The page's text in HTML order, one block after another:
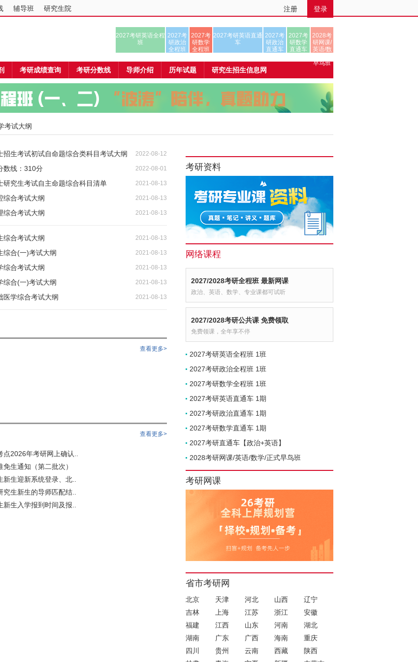
辅导班 研究生院 注册 登录
2027考研英语全程
班
2027考
研政治
全程班
2027考
研数学
全程班
2027考研英语直通
车
2027考
研政治
直通车
2027考
研数学
直通车
2028考
研网课/
英语/数
早鸟班
考研成绩查询 考研分数线 导师介绍 历年试题 研究生招生信息网
考试大纲
生考试初试自命题综合类科目考试大纲 2022-08-12
数线：310分 2022-08-01
研究生考试自主命题综合科目清单 2021-08-13
综合考试大纲 2021-08-13
综合考试大纲 2021-08-13
综合考试大纲 2021-08-13
综合(一)考试大纲 2021-08-13
综合考试大纲 2021-08-13
综合(一)考试大纲 2021-08-13
医学综合考试大纲 2021-08-13
查看更多>
查看更多>
2026年考研网上确认..
生通知（第二批次）
生迎新系统登录、北..
生新生的导师匹配结..
生入学报到时间及报..
考研资料
网络课程
2027/2028考研全程班 最新网课
政治、英语、数学、专业课都可试听
2027/2028考研公共课 免费领取
免费领课，全年享不停
2027考研英语全程班 1班
2027考研政治全程班 1班
2027考研数学全程班 1班
2027考研英语直通车 1期
2027考研政治直通车 1期
2027考研数学直通车 1期
2027考研直通车【政治+英语】
2028考研网课/英语/数学/正式早鸟班
考研网课
省市考研网
北京 天津 河北 山西
辽宁
吉林
上海 江苏 浙江
安徽
福建
江西 山东 河南
湖北
湖南
广东 广西 海南
重庆
四川
贵州 云南 西藏
陕西